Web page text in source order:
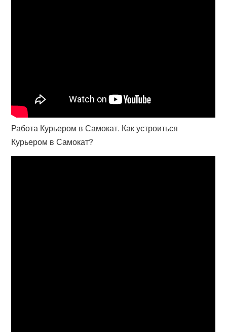
Работа Курьером в Самокат. Как устроиться
Курьером в Самокат?